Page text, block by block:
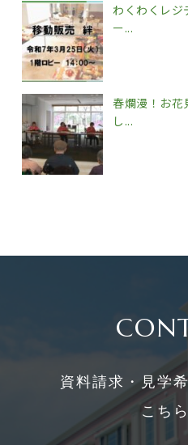
わくわくレ
ー...
春爛漫！お花
し...
資料請求・見学
こち